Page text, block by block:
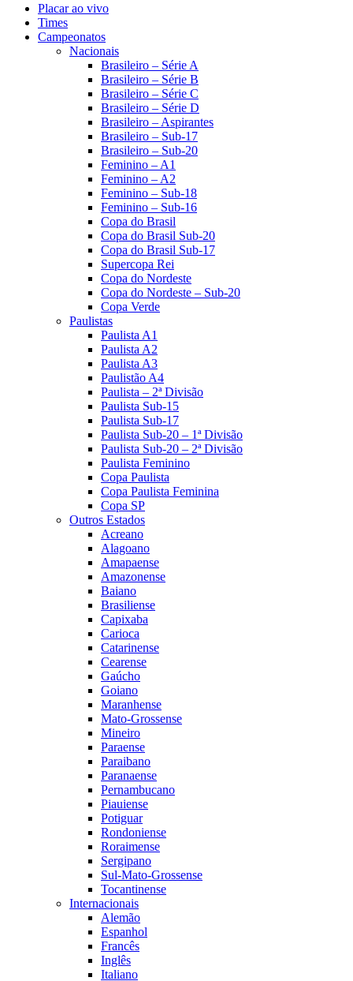
Placar ao vivo
Times
Campeonatos
Nacionais
Brasileiro – Série A
Brasileiro – Série B
Brasileiro – Série C
Brasileiro – Série D
Brasileiro – Aspirantes
Brasileiro – Sub-17
Brasileiro – Sub-20
Feminino – A1
Feminino – A2
Feminino – Sub-18
Feminino – Sub-16
Copa do Brasil
Copa do Brasil Sub-20
Copa do Brasil Sub-17
Supercopa Rei
Copa do Nordeste
Copa do Nordeste – Sub-20
Copa Verde
Paulistas
Paulista A1
Paulista A2
Paulista A3
Paulistão A4
Paulista – 2ª Divisão
Paulista Sub-15
Paulista Sub-17
Paulista Sub-20 – 1ª Divisão
Paulista Sub-20 – 2ª Divisão
Paulista Feminino
Copa Paulista
Copa Paulista Feminina
Copa SP
Outros Estados
Acreano
Alagoano
Amapaense
Amazonense
Baiano
Brasiliense
Capixaba
Carioca
Catarinense
Cearense
Gaúcho
Goiano
Maranhense
Mato-Grossense
Mineiro
Paraense
Paraibano
Paranaense
Pernambucano
Piauiense
Potiguar
Rondoniense
Roraimense
Sergipano
Sul-Mato-Grossense
Tocantinense
Internacionais
Alemão
Espanhol
Francês
Inglês
Italiano